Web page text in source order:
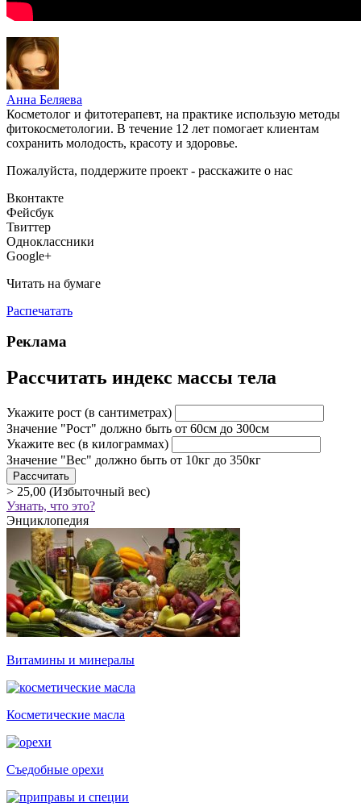
Анна Беляева
Косметолог и фитотерапевт, на практике использую методы
фитокосметологии. В течение 12 лет помогает клиентам
сохранить молодость, красоту и здоровье.
Пожалуйста, поддержите проект - расскажите о нас
Вконтакте
Фейсбук
Твиттер
Одноклассники
Google+
Читать на бумаге
Распечатать
Реклама
Рассчитать индекс массы тела
Укажите рост (в сантиметрах)
Значение "Рост" должно быть от 60см до 300см
Укажите вес (в килограммах)
Значение "Вес" должно быть от 10кг до 350кг
> 25,00 (Избыточный вес)
Узнать, что это?
Энциклопедия
Витамины и минералы
Косметические масла
Съедобные орехи